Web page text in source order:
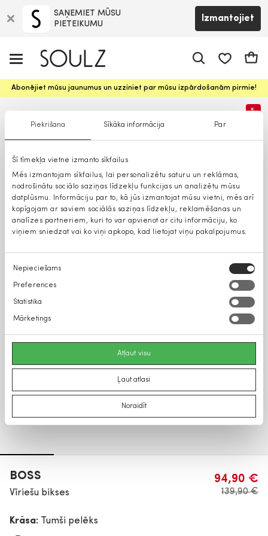
Piekrišana Sīkāka informācija Par
Šī tīmekļa vietne izmanto sīkfailus
Mēs izmantojam sīkfailus, lai personalizētu saturu un reklāmas,
nodrošinātu sociālo saziņas līdzekļu funkcijas un analizētu mūsu
datplūsmu. Informāciju par to, kā jūs izmantojat mūsu vietni, mēs arī
kopīgojam ar saviem sociālās saziņas līdzekļu, reklamēšanas un
analīzes partneriem, kuri to var apvienot ar citu informāciju, ko
viņiem sniedzat vai ko viņi apkopo, kad lietojat viņu pakalpojumus.
Piekrišanas
izvēle
Nepieciešams
Preferences
Statistika
Mārketings
Atļaut visu
Ļaut atlasi
Noraidīt
SAŅEMIET MŪSU
PIETEIKUMU
Izmantojiet
Abonējiet mūsu jaunumus un uzziniet par mūsu izpārdošanām pirmie!
%
BOSS
Vīriešu bikses
94,90 €
139,90 €
Krāsa: Tumši pelēks